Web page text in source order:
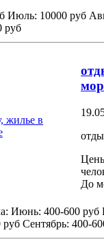
Июль: 10000 руб
руб
До
Июнь: 400-600 руб
руб Сентябрь: 400-